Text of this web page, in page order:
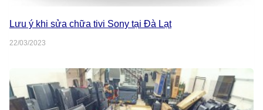
Lưu ý khi sửa chữa tivi Sony tại Đà Lạt
22/03/2023